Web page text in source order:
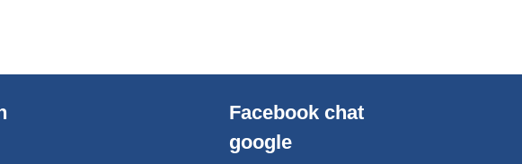
Facebook chat
google